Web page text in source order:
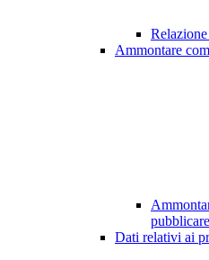
Ammontare
Dati relativi ai